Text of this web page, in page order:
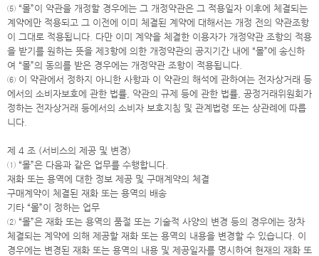
⑤ “몰”이 약관을 개정할 경우에는 그 개정약관은 그 적용일자 이후에 체결되는
계약에만 적용되고 그 이전에 이미 체결된 계약에 대해서는 개정 전의 약관조항
이 그대로 적용됩니다. 다만 이미 계약을 체결한 이용자가 개정약관 조항의 적용
을 받기를 원하는 뜻을 제3항에 의한 개정약관의 공지기간 내에 “몰”에 송신하
여 “몰”의 동의를 받은 경우에는 개정약관 조항이 적용됩니다.
⑥ 이 약관에서 정하지 아니한 사항과 이 약관의 해석에 관하여는 전자상거래 등
에서의 소비자보호에 관한 법률, 약관의 규제 등에 관한 법률, 공정거래위원회가
정하는 전자상거래 등에서의 소비자 보호지침 및 관계법령 또는 상관례에 따릅
니다.
제 4 조 (서비스의 제공 및 변경)
① “몰”은 다음과 같은 업무를 수행합니다.
재화 또는 용역에 대한 정보 제공 및 구매계약의 체결
구매계약이 체결된 재화 또는 용역의 배송
기타 “몰”이 정하는 업무
② “몰”은 재화 또는 용역의 품절 또는 기술적 사양의 변경 등의 경우에는 장차
체결되는 계약에 의해 제공할 재화 또는 용역의 내용을 변경할 수 있습니다. 이
경우에는 변경된 재화 또는 용역의 내용 및 제공일자를 명시하여 현재의 재화 또